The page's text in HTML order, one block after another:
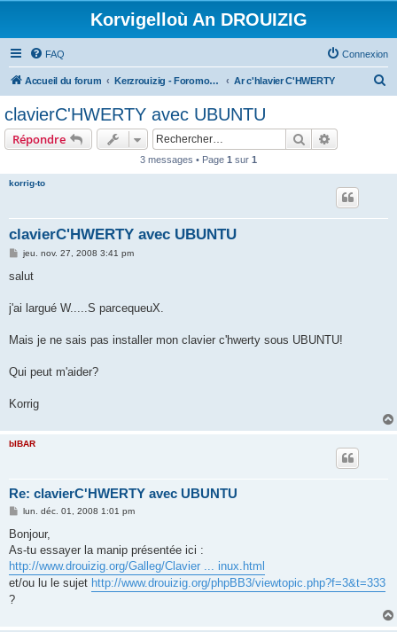
Korvigelloù An DROUIZIG
FAQ Connexion
Accueil du forum Kerzrouizig - Foromoù An Drouizig Ar c'hlavier C'HWERTY
clavierC'HWERTY avec UBUNTU
Répondre Rechercher
3 messages • Page 1 sur 1
korrig-to
clavierC'HWERTY avec UBUNTU
M
s
g
jeu. nov. 27, 2008 3:41 pm
salut
j'ai largué W.....S parcequeuX.
Mais je ne sais pas installer mon clavier c'hwerty sous UBUNTU!
Qui peut m'aider?
Korrig
bIBAR
Re: clavierC'HWERTY avec UBUNTU
M
s
a
g
e
lun. déc. 01, 2008 1:01 pm
Bonjour,
As-tu essayer la manip présentée ici :
http://www.drouizig.org/Galleg/Clavier ... inux.html
et/ou lu le sujet http://www.drouizig.org/phpBB3/viewtopic.php?f=3&t=333
?